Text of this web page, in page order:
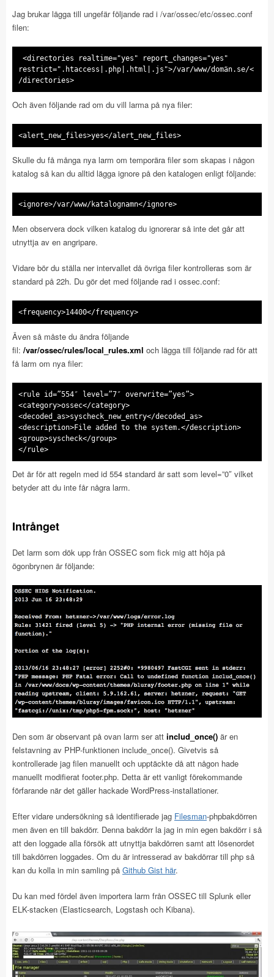
Jag brukar lägga till ungefär följande rad i /var/ossec/etc/ossec.conf
filen:
<directories realtime="yes" report_changes="yes"
restrict=".htaccess|.php|.html|.js">/var/www/domän.se/<
/directories>
Och även följande rad om du vill larma på nya filer:
<alert_new_files>yes</alert_new_files>
Skulle du få många nya larm om temporära filer som skapas i någon
katalog så kan du alltid lägga ignore på den katalogen enligt följande:
<ignore>/var/www/katalognamn</ignore>
Men observera dock vilken katalog du ignorerar så inte det går att
utnyttja av en angripare.
Vidare bör du ställa ner intervallet då övriga filer kontrolleras som är
standard på 22h. Du gör det med följande rad i ossec.conf:
<frequency>14400</frequency>
Även så måste du ändra följande
fil: /var/ossec/rules/local_rules.xml och lägga till följande rad för att
få larm om nya filer:
<rule id=”554″ level=”7″ overwrite=”yes”>
<category>ossec</category>
<decoded_as>syscheck_new_entry</decoded_as>
<description>File added to the system.</description>
<group>syscheck</group>
</rule>
Det är för att regeln med id 554 standard är satt som level=”0″ vilket
betyder att du inte får några larm.
Intrånget
Det larm som dök upp från OSSEC som fick mig att höja på
ögonbrynen är följande:
Den som är observant på ovan larm ser att includ_once() är en
felstavning av PHP-funktionen include_once(). Givetvis så
kontrollerade jag filen manuellt och upptäckte då att någon hade
manuellt modifierat footer.php. Detta är ett vanligt förekommande
förfarande när det gäller hackade WordPress-installationer.
Efter vidare undersökning så identifierade jag Filesman-phpbakdörren
men även en till bakdörr. Denna bakdörr la jag in min egen bakdörr i så
att den loggade alla försök att utnyttja bakdörren samt att lösenordet
till bakdörren loggades. Om du är intresserad av bakdörrar till php så
kan du kolla in min samling på Github Gist här.
Du kan med fördel även importera larm från OSSEC till Splunk eller
ELK-stacken (Elasticsearch, Logstash och Kibana).